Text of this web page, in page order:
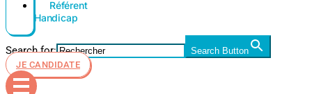
Référent
Handicap
Search for:
Search Button
JE CANDIDATE